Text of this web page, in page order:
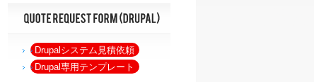
Drupalシステム見積依頼
Drupal専用テンプレート